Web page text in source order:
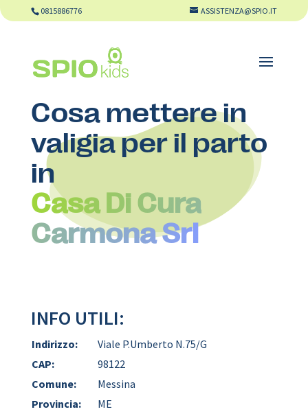
0815886776 ASSISTENZA@SPIO.IT
Cosa mettere in
valigia per il parto
in
Casa Di Cura
Carmona Srl
INFO UTILI:
Indirizzo:
Viale P.Umberto N.75/G
CAP:
98122
Comune:
Messina
Provincia:
ME